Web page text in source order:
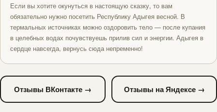
Если вы хотите окунуться в настоящую сказку, то вам
обязательно нужно посетить Республику Адыгея весной. В
термальных источниках можно оздоровить тело — после купания
в целебных водах почувствуешь прилив сил и энергии. Адыгея в
сердце навсегда, вернусь сюда непременно!
Отзывы ВКонтакте → Отзывы на Яндексе →